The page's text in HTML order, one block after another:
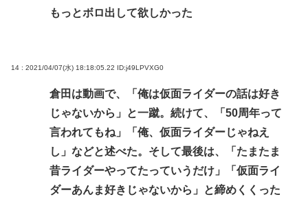
もっとボロ出して欲しかった
14 : 2021/04/07(水) 18:18:05.22 ID:j49LPVXG0
倉田は動画で、「俺は仮面ライダーの話は好き
じゃないから」と一蹴。続けて、「50周年って
言われてもね」「俺、仮面ライダーじゃねえ
し」などと述べた。そして最後は、「たまたま
昔ライダーやってたっていうだけ」「仮面ライ
ダーあんま好きじゃないから」と締めくくった